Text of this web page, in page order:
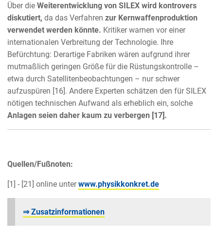
Über die Weiterentwicklung von SILEX wird kontrovers
diskutiert, da das Verfahren zur Kernwaffenproduktion
verwendet werden könnte. Kritiker warnen vor einer
internationalen Verbreitung der Technologie. Ihre
Befürchtung: Derartige Fabriken wären aufgrund ihrer
mutmaßlich geringen Größe für die Rüstungskontrolle –
etwa durch Satellitenbeobachtungen – nur schwer
aufzuspüren [16]. Andere Experten schätzen den für SILEX
nötigen technischen Aufwand als erheblich ein, solche
Anlagen seien daher kaum zu verbergen [17].
Quellen/Fußnoten:
[1] - [21] online unterwww.physikkonkret.de
⇒ Zusatzinformationen